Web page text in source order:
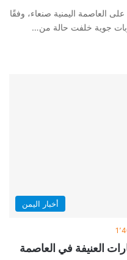
العاصمة اليمنية صنعاء، وفقًا
جوية خلفت حالة من…
أخبار اليمن
العنيفة في العاصمة